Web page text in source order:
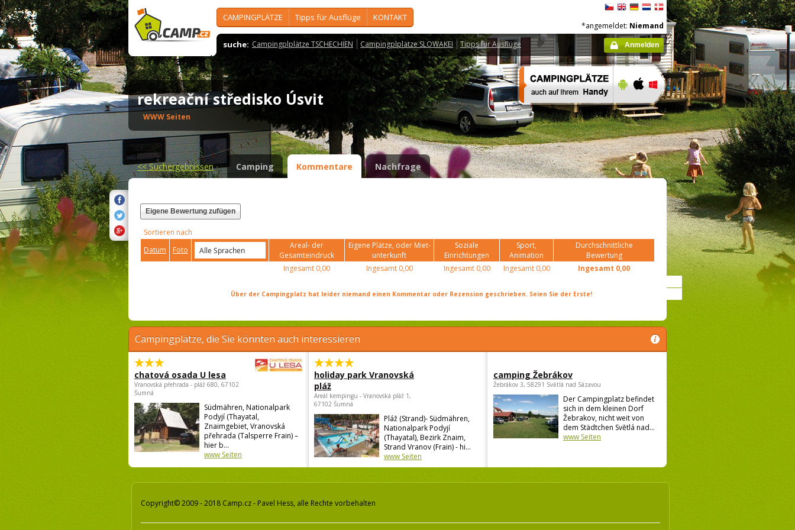
CAMPINGPLÄTZE Tipps für Ausflüge KONTAKT
suche: Campingplplätze TSCHECHIEN Campingplplätze SLOWAKEI Tipps für Ausflüge
*angemeldet: Niemand
Anmelden
rekreační středisko Úsvit
WWW Seiten
<<Suchergebnissen Camping Kommentare Nachfrage
Eigene Bewertung zufügen
Sortieren nach
Datum
Foto
Areal- der
Gesamteindruck
Eigene Plätze, oder Miet-
unterkunft
Soziale
Einrichtungen
Sport,
Animation
Durchschnittliche
Bewertung
Ingesamt 0,00 Ingesamt0,00 Ingesamt0,00 Ingesamt0,00 Ingesamt 0,00
Über der Campingplatz hat leider niemand einen Kommentar oder Rezension geschrieben. Seien Sie der Erste!
Campingplätze, die Sie könnten auch interessieren
chatová osada U lesa
Vranovská přehrada - pláž 680, 67102
Šumná
Südmähren, Nationalpark
Podyjí (Thayatal,
Znaimgebiet, Vranovská
přehrada (Talsperre Frain) –
hier b...
www Seiten
holiday park Vranovská
pláž
Areál kempingu - Vranovská pláž 1,
67102 Šumná
Pláž (Strand)- Südmähren,
Nationalpark Podyjí
(Thayatal), Bezirk Znaim,
Strand Vranov (Frain) - hi...
www Seiten
camping Žebrákov
Žebrákov 3, 58291 Světlá nad Sázavou
Der Campingplatz befindet
sich in dem kleinen Dorf
Žebrakov, nicht weit von
dem Städtchen Světlá nad...
www Seiten
Copyright© 2009 - 2018 Camp.cz - Pavel Hess, alle Rechte vorbehalten